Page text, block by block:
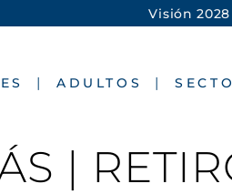
Visión 2028
ADULTOS
|